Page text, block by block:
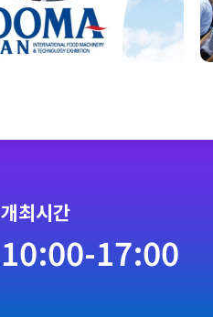
개최시간
10:00-17:00